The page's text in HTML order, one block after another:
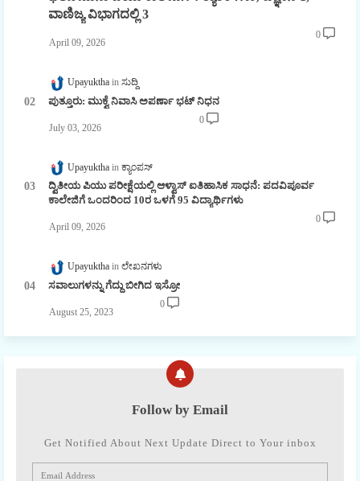
ವಾಣಿಜ್ಯ ವಿಭಾಗದಲ್ಲಿ 3
April 09, 2026
0
Upayuktha ಸುದ್ದಿ
ಪುತ್ತೂರು: ಮುಕ್ವೆ ನಿವಾಸಿ ಅಪರ್ಣಾ ಭಟ್ ನಿಧನ
July 03, 2026
0
Upayuktha ಕ್ಯಾಂಪಸ್
ದ್ವಿತೀಯ ಪಿಯು ಪರೀಕ್ಷೆಯಲ್ಲಿ ಆಳ್ವಾಸ್ ಐತಿಹಾಸಿಕ ಸಾಧನೆ: ಪದವಿಪೂರ್ವ
ಕಾಲೇಜಿಗೆ ಒಂದರಿಂದ 10ರ ಒಳಗೆ 95 ವಿದ್ಯಾರ್ಥಿಗಳು
April 09, 2026
0
Upayuktha ಲೇಖನಗಳು
ಸವಾಲುಗಳನ್ನು ಗೆದ್ದು ಬೀಗಿದ ಇಸ್ರೋ
August 25, 2023
0
Follow by Email
Get Notified About Next Update Direct to Your inbox